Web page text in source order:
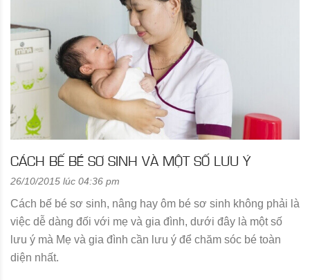
CÁCH BẾ BÉ SƠ SINH VÀ MỘT SỐ LƯU Ý
26/10/2015 lúc 04:36 pm
Cách bế bé sơ sinh, nâng hay ôm bé sơ sinh không phải là
việc dễ dàng đối với mẹ và gia đình, dưới đây là một số
lưu ý mà Mẹ và gia đình cần lưu ý để chăm sóc bé toàn
diện nhất.